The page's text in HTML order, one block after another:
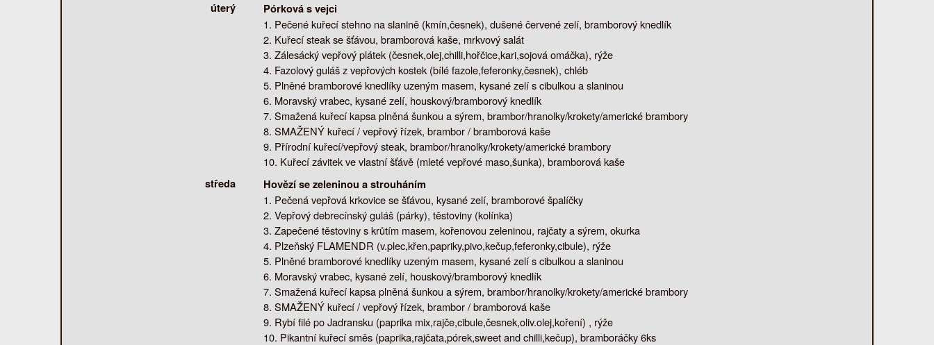
úterý
Pórková s vejci
Pečené kuřecí stehno na slanině (kmín,česnek), dušené červené zelí, bramborový knedlík
Kuřecí steak se šťávou, bramborová kaše, mrkvový salát
Zálesácký vepřový plátek (česnek,olej,chilli,hořčice,kari,sojová omáčka), rýže
Fazolový guláš z vepřových kostek (bílé fazole,feferonky,česnek), chléb
Plněné bramborové knedlíky uzeným masem, kysané zelí s cibulkou a slaninou
Moravský vrabec, kysané zelí, houskový/bramborový knedlík
Smažená kuřecí kapsa plněná šunkou a sýrem, brambor/hranolky/krokety/americké brambory
SMAŽENÝ kuřecí / vepřový řízek, brambor / bramborová kaše
Přírodní kuřecí/vepřový steak, brambor/hranolky/krokety/americké brambory
Kuřecí závitek ve vlastní šťávě (mleté vepřové maso,šunka), bramborová kaše
středa
Hovězí se zeleninou a strouháním
Pečená vepřová krkovice se šťávou, kysané zelí, bramborové špalíčky
Vepřový debrecínský guláš (párky), těstoviny (kolínka)
Zapečené těstoviny s krůtím masem, kořenovou zeleninou, rajčaty a sýrem, okurka
Plzeňský FLAMENDR (v.plec,křen,papriky,pivo,kečup,feferonky,cibule), rýže
Plněné bramborové knedlíky uzeným masem, kysané zelí s cibulkou a slaninou
Moravský vrabec, kysané zelí, houskový/bramborový knedlík
Smažená kuřecí kapsa plněná šunkou a sýrem, brambor/hranolky/krokety/americké brambory
SMAŽENÝ kuřecí / vepřový řízek, brambor / bramborová kaše
Rybí filé po Jadransku (paprika mix,rajče,cibule,česnek,oliv.olej,koření) , rýže
Pikantní kuřecí směs (paprika,rajčata,pórek,sweet and chilli,kečup), bramboráčky 6ks